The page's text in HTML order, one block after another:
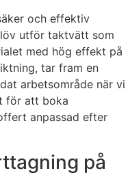
och effektiv
utför taktvätt som
med hög effekt på
tar fram en
arbetsområde när vi
för att boka
anpassad efter
på